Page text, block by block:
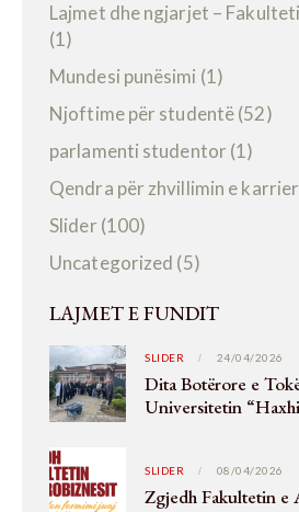
Lajmet dhe ngjarjet –
(1)
Mundesi punësimi (1)
Njoftime për studentë(52)
parlamenti studentor (1)
Qendra për zhvillimin e
Slider (100)
Uncategorized (5)
LAJMET E FUNDIT
SLIDER 24/04/2026
Dita Botërore e
Universitetin
SLIDER 08/04/2026
Zgjedh Fakultetin e